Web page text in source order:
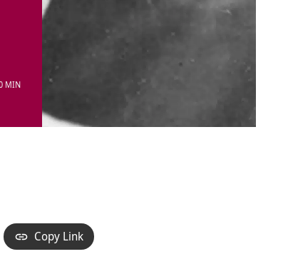
MIN
Copy Link